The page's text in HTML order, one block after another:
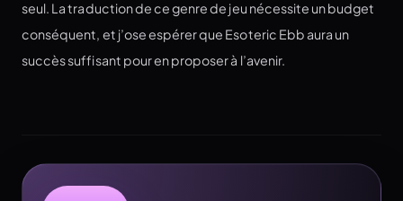
seul. La traduction de ce genre de jeu nécessite un budget
conséquent, et j’ose espérer que Esoteric Ebb aura un
succès suffisant pour en proposer à l’avenir.